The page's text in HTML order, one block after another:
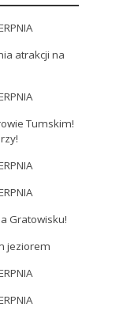
atrakcji na
Tumskim!
Gratowisku!
jeziorem